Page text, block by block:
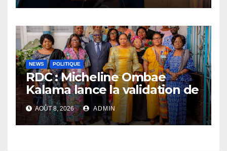
NEWS POLITIQUE
RDC : Micheline Ombae
Kalama lance la validation de
la stratégie nationale pour
renforcer la participation
politique des femmes
AOÛT 8, 2026 ADMIN